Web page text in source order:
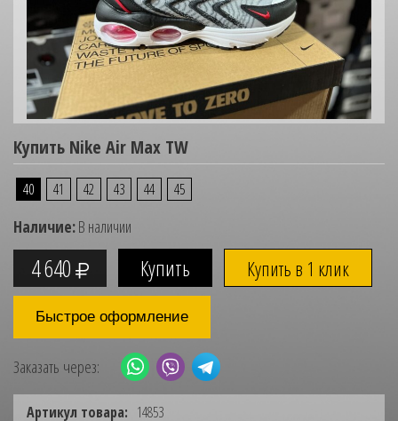
Купить Nike Air Max TW
40 41 42 43 44 45
Наличие:В наличии
4 640 Купить в 1 клик
Быстрое оформление
Заказать через:
Артикул товара: 14853